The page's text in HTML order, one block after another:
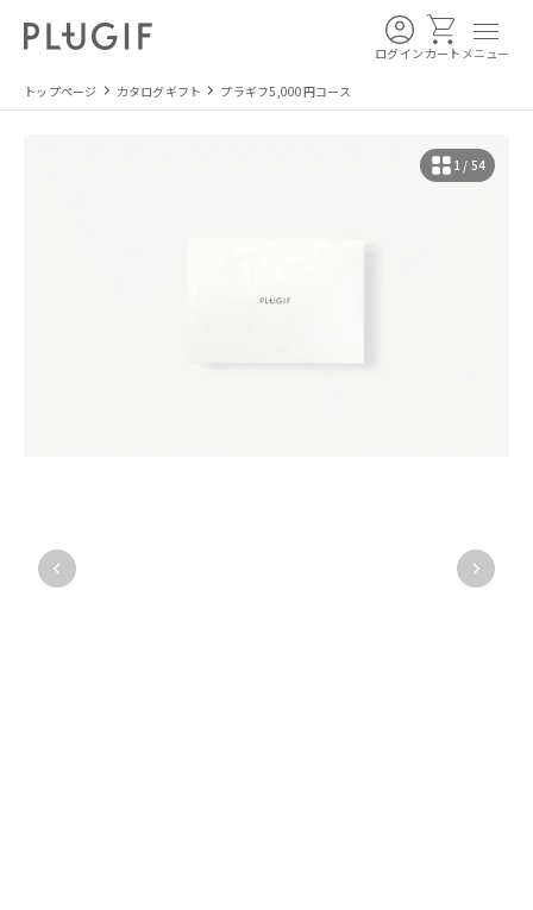
ログイン カート メニュー
トップページ カタログギフト プラギフ5,000円コース
1 / 54